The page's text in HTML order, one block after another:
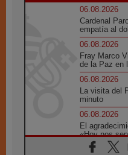
06.08.2026
Cardenal
empatía al
06.08.2026
Fray Marco
de la Paz en
06.08.2026
La visita del
minuto
06.08.2026
El
«Hoy nos
06.08.2026